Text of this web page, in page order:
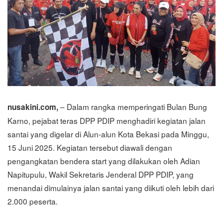
nusakini.com,– Dalam rangka memperingati Bulan Bung
Karno, pejabat teras DPP PDIP menghadiri kegiatan jalan
santai yang digelar di Alun-alun Kota Bekasi pada Minggu,
15 Juni 2025. Kegiatan tersebut diawali dengan
pengangkatan bendera start yang dilakukan oleh Adian
Napitupulu, Wakil Sekretaris Jenderal DPP PDIP, yang
menandai dimulainya jalan santai yang diikuti oleh lebih dari
2.000 peserta.